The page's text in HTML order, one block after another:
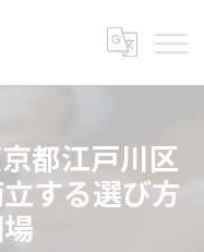
都江戸川区
する選び方